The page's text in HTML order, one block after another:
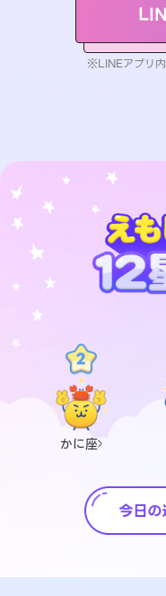
※LINEアプリ
かに座